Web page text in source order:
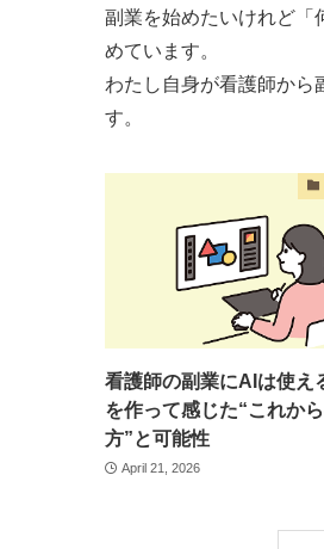
副業を始めたいけれど「
めています。
わたし自身が看護師から
す。
看護師の副業にAIは使え
を作って感じた“これか
方”と可能性
April 21, 2026